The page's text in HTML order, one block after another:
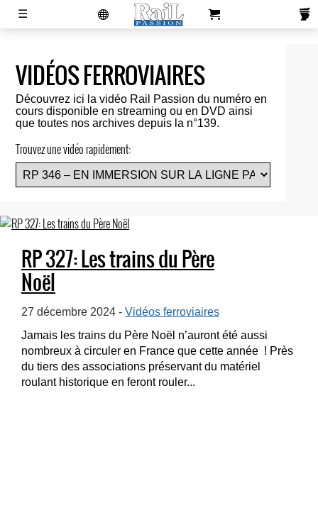
Actualités
Magazines
Boutique
Newsletters
Contacts
Publicité
S'abonner
laviedurail.com
☰
VIDÉOS FERROVIAIRES
Découvrez ici la vidéo Rail Passion du numéro en
cours disponible en streaming ou en DVD ainsi
que toutes nos archives depuis la n°139.
Trouvez une vidéo rapidement:
RP 327: Les trains du Père
Noël
27 décembre 2024 - Vidéos ferroviaires
Jamais les trains du Père Noël n’auront été aussi
nombreux à circuler en France que cette année ! Près
du tiers des associations préservant du matériel
roulant historique en feront rouler...